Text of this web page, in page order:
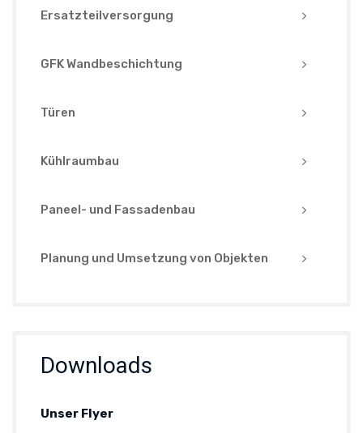
Ersatzteilversorgung
GFK Wandbeschichtung
Türen
Kühlraumbau
Paneel- und Fassadenbau
Planung und Umsetzung von Objekten
Downloads
Unser Flyer